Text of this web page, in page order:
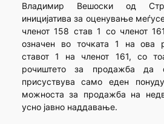
Владимир Вешоски од
иницијатива за оценување
членот 158 став 1 со членот
означен во точката 1 на ова
ставот 1 на членот 161, со
рочиштето за продажба
присуствува само еден
можноста за продажба на
усно јавно наддавање.